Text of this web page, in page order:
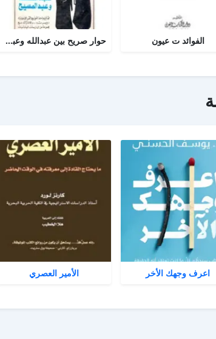
الفوائد ت عيون حوار صريح بين عبدالله وعبدالمسيح
اعرف وجهك الأخر الأمير العصري